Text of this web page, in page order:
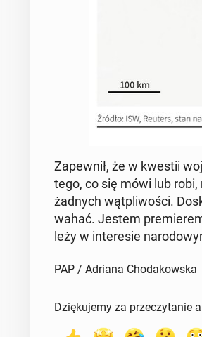
Za­pew­nił, że w kwestii
tego, co się mówi lub
żadnych wąt­pli­wo­ści.
wahać. Jestem
leży w in­te­re­sie
PAP / Adriana Chodakowska
Dziękujemy za przeczytanie